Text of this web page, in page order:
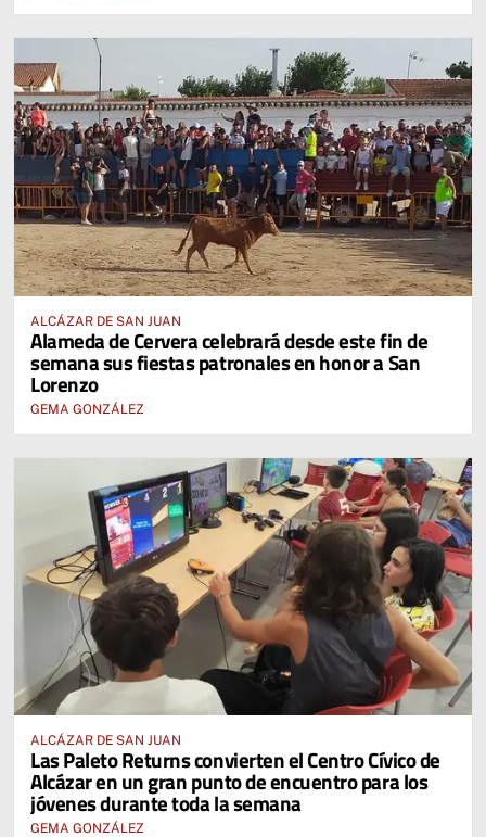
ALCÁZAR DE SAN JUAN
Alameda de Cervera celebrará desde este fin de
semana sus fiestas patronales en honor a San
Lorenzo
GEMA GONZÁLEZ
ALCÁZAR DE SAN JUAN
Las Paleto Returns convierten el Centro Cívico de
Alcázar en un gran punto de encuentro para los
jóvenes durante toda la semana
GEMA GONZÁLEZ